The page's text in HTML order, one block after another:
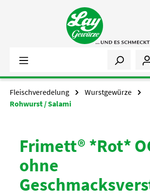
Zum Hauptinhalt springen
Fleischveredelung
Wurstgewürze
Rohwurst / Salami
Frimett® *Rot*
ohne